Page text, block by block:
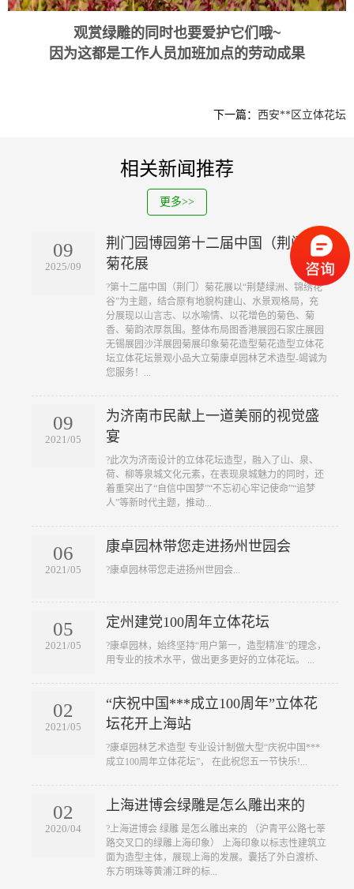
观赏绿雕的同时也要爱护它们哦~
因为这都是工作人员加班加点的劳动成果
下一篇： 西安**区立体花坛
相关新闻推荐
更多>>
09
2025/09
荆门园博园第十二届中国（荆门）
菊花展
?第十二届中国（荆门）菊花展以“荆楚绿洲、锦绣花
谷”为主题，结合原有地貌构建山、水景观格局，充
分展现以山言志、以水喻情、以花增色的菊色、菊
香、菊韵浓厚氛围。整体布局图香港展园石家庄展园
无锡展园沙洋展园菊展印象菊花造型菊花造型立体花
坛立体花坛景观小品大立菊康卓园林艺术造型-竭诚为
您服务！...
09
2021/05
为济南市民献上一道美丽的视觉盛
宴
?此次为济南设计的立体花坛造型，融入了山、泉、
荷、柳等泉城文化元素，在表现泉城魅力的同时，还
着重突出了“自信中国梦”“不忘初心牢记使命”“追梦
人”等新时代主题，推动...
06
2021/05
康卓园林带您走进扬州世园会
?康卓园林带您走进扬州世园会...
05
2021/05
定州建党100周年立体花坛
?康卓园林，始终坚持“用户第一，造型精准”的理念，
用专业的技术水平，做出更多更好的立体花坛。 ...
02
2021/05
“庆祝中国***成立100周年”立体花
坛花开上海站
?康卓园林艺术造型 专业设计制做大型“庆祝中国***
成立100周年立体花坛”， 在此祝您五一节快乐!...
02
2020/04
上海进博会绿雕是怎么雕出来的
?上海进博会 绿雕 是怎么雕出来的 （沪青平公路七莘
路交叉口的绿雕上海印象） 上海印象以标志性建筑立
面为造型主体，展现上海的发展。囊括了外白渡桥、
东方明珠等黄浦江畔的标...